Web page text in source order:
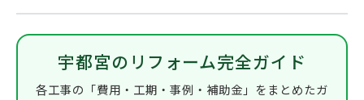
宇都宮のリフォーム完全ガイド
各工事の「費用・工期・事例・補助金」をまとめたガ